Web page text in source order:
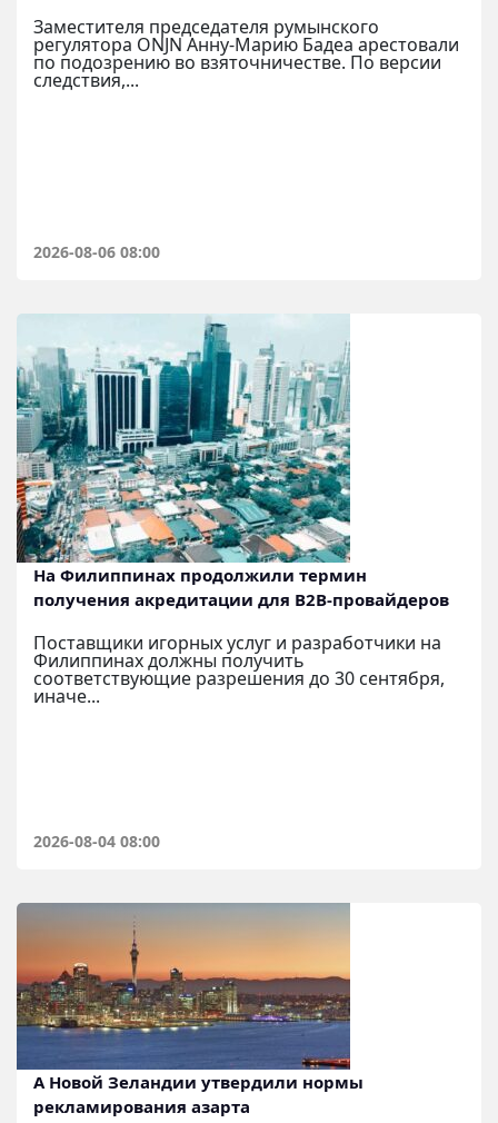
Заместителя председателя румынского
регулятора ONJN Анну-Марию Бадеа арестовали
по подозрению во взяточничестве. По версии
следствия,...
2026-08-06 08:00
На Филиппинах продолжили термин
получения акредитации для B2B-провайдеров
Поставщики игорных услуг и разработчики на
Филиппинах должны получить
соответствующие разрешения до 30 сентября,
иначе...
2026-08-04 08:00
А Новой Зеландии утвердили нормы
рекламирования азарта